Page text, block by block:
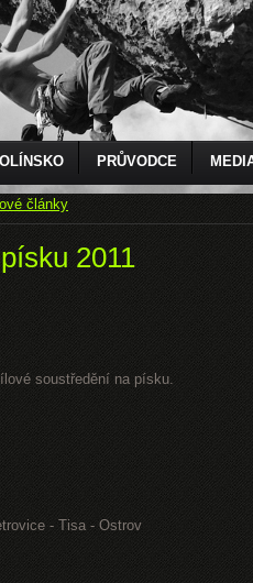
PRŮVODCE
články
2011
soustředění na písku.
- Tisa - Ostrov